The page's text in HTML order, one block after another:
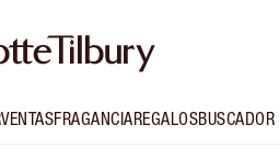
FRAGANCIAREGALOS